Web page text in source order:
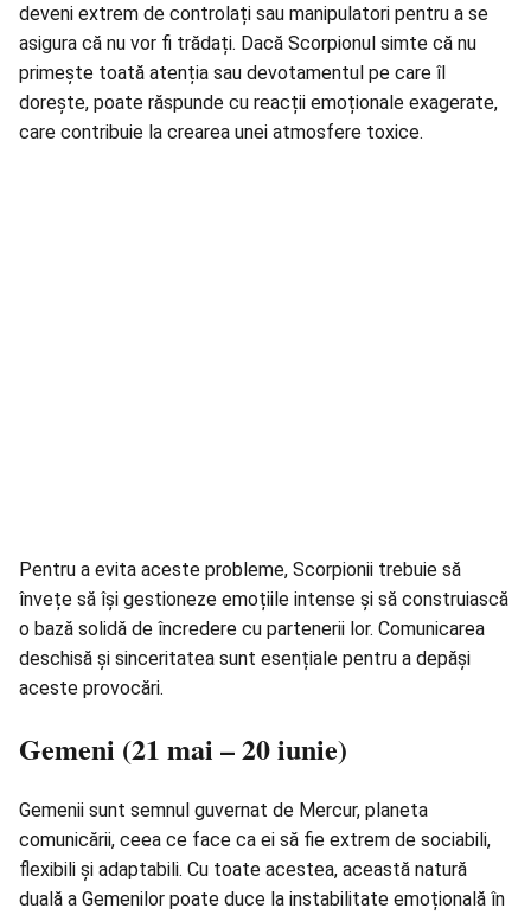
deveni extrem de controlați sau manipulatori pentru a se
asigura că nu vor fi trădați. Dacă Scorpionul simte că nu
primește toată atenția sau devotamentul pe care îl
dorește, poate răspunde cu reacții emoționale exagerate,
care contribuie la crearea unei atmosfere toxice.
Pentru a evita aceste probleme, Scorpionii trebuie să
învețe să își gestioneze emoțiile intense și să construiască
o bază solidă de încredere cu partenerii lor. Comunicarea
deschisă și sinceritatea sunt esențiale pentru a depăși
aceste provocări.
Gemeni (21 mai – 20 iunie)
Gemenii sunt semnul guvernat de Mercur, planeta
comunicării, ceea ce face ca ei să fie extrem de sociabili,
flexibili și adaptabili. Cu toate acestea, această natură
duală a Gemenilor poate duce la instabilitate emoțională în